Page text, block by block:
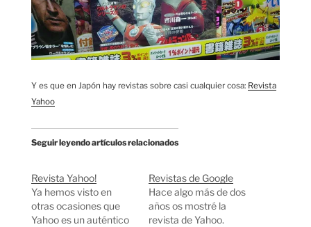
Y es que en Japón hay revistas sobre casi cualquier cosa: Revista
Yahoo
Seguir leyendo artículos relacionados
Revista Yahoo!
Ya hemos visto en
otras ocasiones que
Yahoo es un auténtico
Revistas de Google
Hace algo más de dos
años os mostré la
revista de Yahoo.